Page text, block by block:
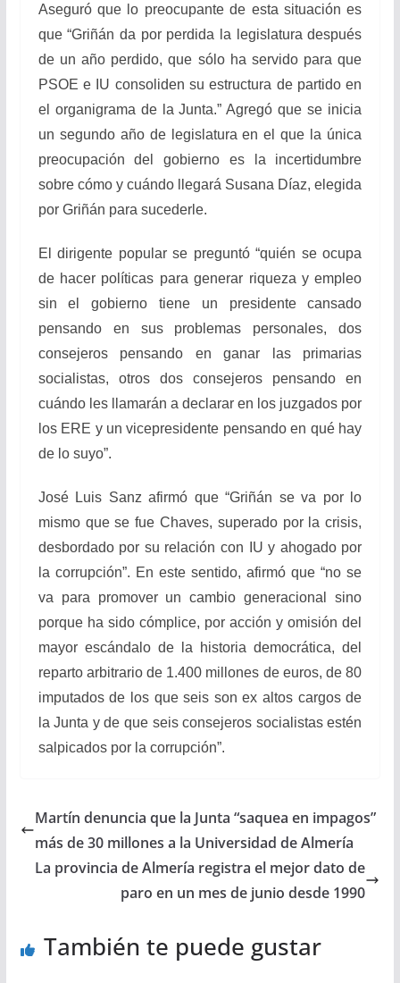
Aseguró que lo preocupante de esta situación es
que “Griñán da por perdida la legislatura después
de un año perdido, que sólo ha servido para que
PSOE e IU consoliden su estructura de partido en
el organigrama de la Junta.” Agregó que se inicia
un segundo año de legislatura en el que la única
preocupación del gobierno es la incertidumbre
sobre cómo y cuándo llegará Susana Díaz, elegida
por Griñán para sucederle.
El dirigente popular se preguntó “quién se ocupa
de hacer políticas para generar riqueza y empleo
sin el gobierno tiene un presidente cansado
pensando en sus problemas personales, dos
consejeros pensando en ganar las primarias
socialistas, otros dos consejeros pensando en
cuándo les llamarán a declarar en los juzgados por
los ERE y un vicepresidente pensando en qué hay
de lo suyo”.
José Luis Sanz afirmó que “Griñán se va por lo
mismo que se fue Chaves, superado por la crisis,
desbordado por su relación con IU y ahogado por
la corrupción”. En este sentido, afirmó que “no se
va para promover un cambio generacional sino
porque ha sido cómplice, por acción y omisión del
mayor escándalo de la historia democrática, del
reparto arbitrario de 1.400 millones de euros, de 80
imputados de los que seis son ex altos cargos de
la Junta y de que seis consejeros socialistas estén
salpicados por la corrupción”.
Martín denuncia que la Junta “saquea en impagos”
más de 30 millones a la Universidad de Almería
La provincia de Almería registra el mejor dato de
paro en un mes de junio desde 1990
También te puede gustar